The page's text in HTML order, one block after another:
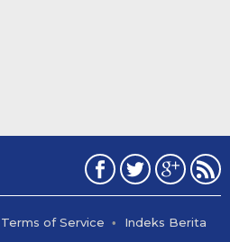
Terms of Service Indeks Berita